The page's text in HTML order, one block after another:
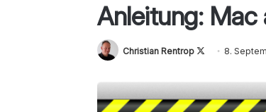
Anleitung: Mac
Christian Rentrop
Follow
X
8.